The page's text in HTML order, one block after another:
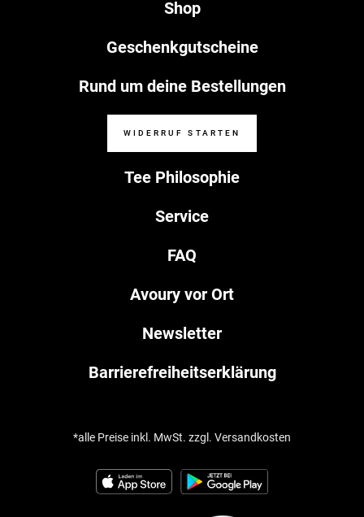
Tee Philosophie
Service
FAQ
Avoury vor Ort
Newsletter
Barrierefreiheitserklärung
Shop
Geschenkgutscheine
Rund um deine Bestellungen
WIDERRUF STARTEN
*alle Preise inkl. MwSt. zzgl. Versandkosten